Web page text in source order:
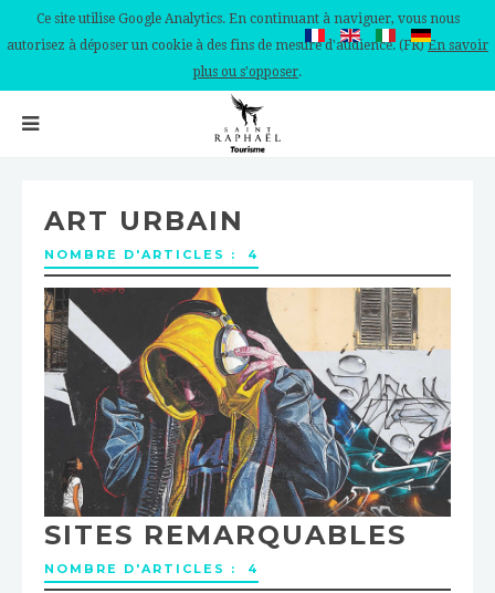
Ce site utilise Google Analytics. En continuant à naviguer, vous nous
autorisez à déposer un cookie à des fins de mesure d'audience. (FR)En savoir
plus ou s'opposer.
ART URBAIN
NOMBRE D'ARTICLES : 4
SITES REMARQUABLES
NOMBRE D'ARTICLES : 4